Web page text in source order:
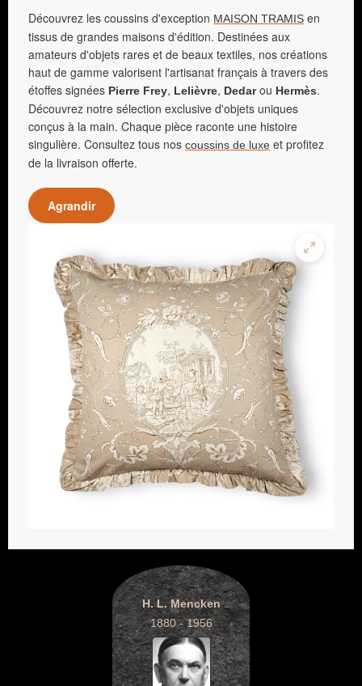
Découvrez les coussins d'exception MAISON TRAMIS en
tissus de grandes maisons d'édition. Destinées aux
amateurs d'objets rares et de beaux textiles, nos créations
haut de gamme valorisent l'artisanat français à travers des
étoffes signées Pierre Frey, Lelièvre, Dedarou Hermès.
Découvrez notre sélection exclusive d'objets uniques
conçus à la main. Chaque pièce raconte une histoire
singulière. Consultez tous nos coussins de luxe et profitez
de la livraison offerte.
Agrandir
H. L. Mencken
1880 - 1956